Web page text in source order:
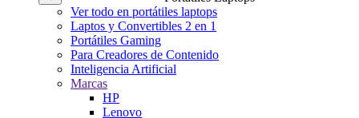
Ver todo en portátiles laptops
Laptos y Convertibles 2 en 1
Portátiles Gaming
Para Creadores de Contenido
Inteligencia Artificial
Marcas
HP
Lenovo